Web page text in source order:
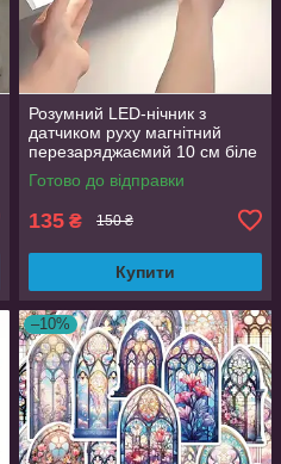
Розумний LED-нічник з
датчиком руху магнітний
перезаряджаємий 10 см біле
світло
Готово до відправки
135 ₴ 150 ₴
Купити
–10%